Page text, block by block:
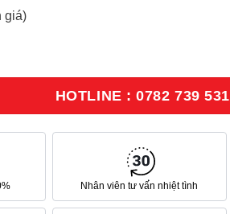
giá)
HOTLINE : 0782 739 531
Nhân viên tư vấn nhiệt tình